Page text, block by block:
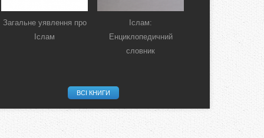
Загальне уявлення про
Іслам
Іслам:
Енциклопедичний
словник
Коран.
смислів
ВСІ КНИГИ